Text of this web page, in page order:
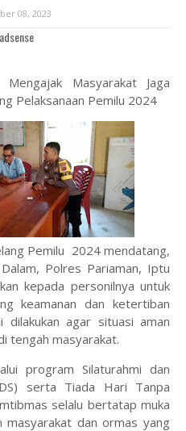
08, 2023
Masyarakat Jaga
Pelaksanaan Pemilu 2024
Pemilu 2024 mendatang,
Polres Pariaman, Iptu
kepada personilnya untuk
keamanan dan ketertiban
dilakukan agar situasi aman
masyarakat.
program Silaturahmi dan
serta Tiada Hari Tanpa
selalu bertatap muka
dan ormas yang